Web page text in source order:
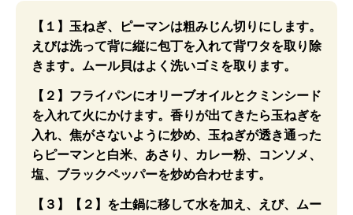
【１】玉ねぎ、ピーマンは粗みじん切りにします。
えびは洗って背に縦に包丁を入れて背ワタを取り除
きます。ムール貝はよく洗いゴミを取ります。
【２】フライパンにオリーブオイルとクミンシード
を入れて火にかけます。香りが出てきたら玉ねぎを
入れ、焦がさないように炒め、玉ねぎが透き通った
らピーマンと白米、あさり、カレー粉、コンソメ、
塩、ブラックペッパーを炒め合わせます。
【３】【２】を土鍋に移して水を加え、えび、ムー